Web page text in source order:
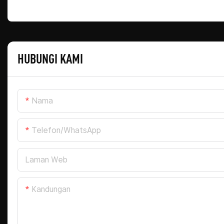
HUBUNGI KAMI
Nama
Telefon/WhatsApp
Laman Web
Kandungan